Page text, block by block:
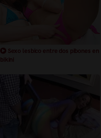
Sexo lesbico entre dos pibones en
bikini